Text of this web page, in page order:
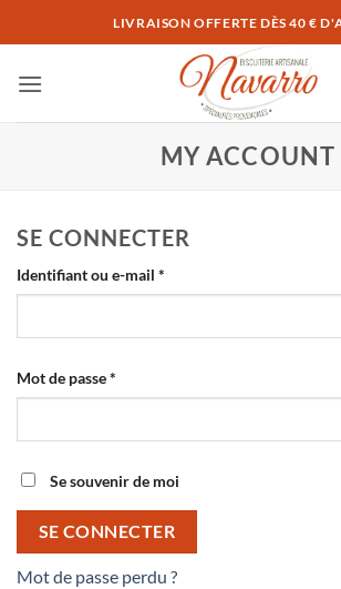
au
LIVRAISON OFFERTE DÈS 40 €
MY ACCOUNT
SE CONNECTER
Identifiant ou e-mail *
Mot de passe*
Se souvenir de moi
SE CONNECTER
Mot de passe perdu ?